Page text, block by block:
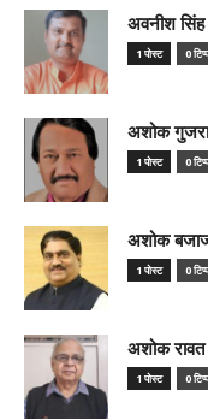
अवनीश सिंह
1 पोस्ट 0
अशोक
1 पोस्ट 0
अशोक
1 पोस्ट 0
अशोक रावत
1 पोस्ट 0